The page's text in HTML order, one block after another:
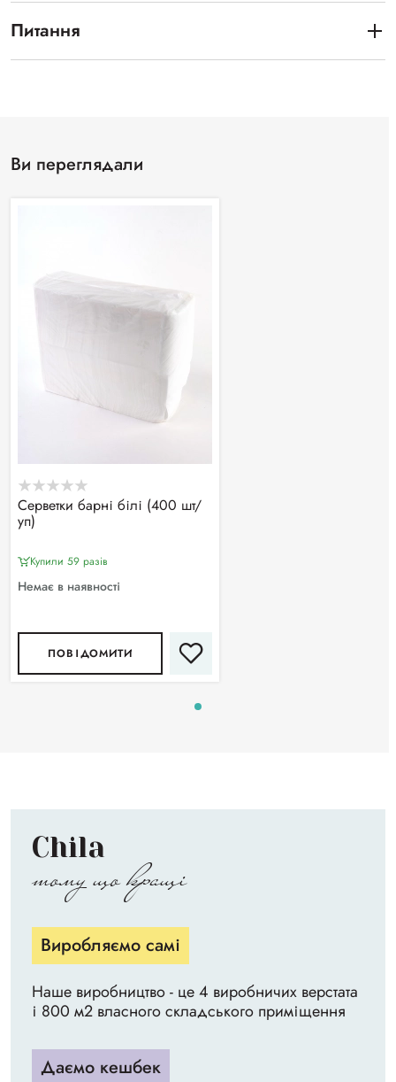
Питання
Ви переглядали
Серветки барні білі (400 шт/
уп)
Купили 59 разiв
Немає в наявності
ПОВІДОМИТИ
Chila
тому що кращі
Виробляємо самі
Наше виробництво - це 4 виробничих верстата
і 800 м2 власного складського приміщення
Даємо кешбек